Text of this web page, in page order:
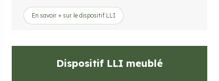
En savoir + sur le dispositif LLI
Dispositif LLI meublé